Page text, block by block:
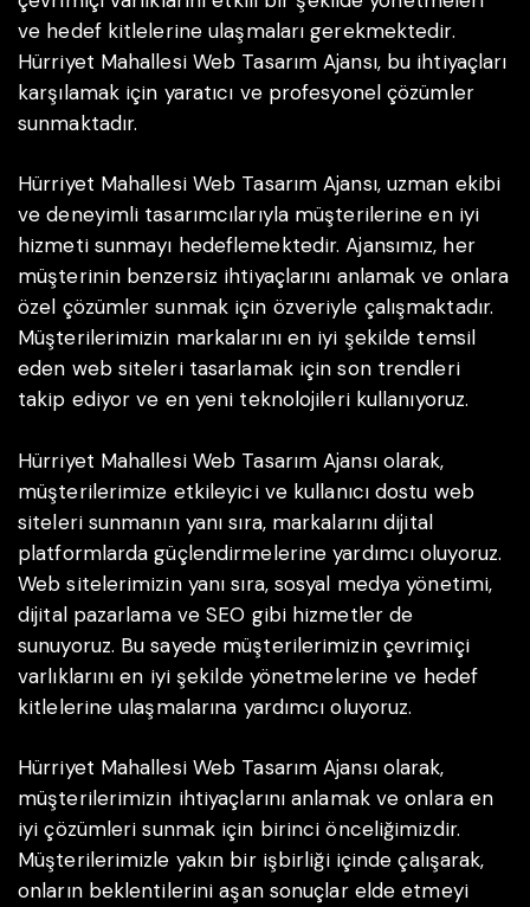
ve hedef kitlelerine ulaşmaları gerekmektedir.
Hürriyet Mahallesi Web Tasarım Ajansı, bu ihtiyaçları
karşılamak için yaratıcı ve profesyonel çözümler
sunmaktadır.
Hürriyet Mahallesi Web Tasarım Ajansı, uzman ekibi
ve deneyimli tasarımcılarıyla müşterilerine en iyi
hizmeti sunmayı hedeflemektedir. Ajansımız, her
müşterinin benzersiz ihtiyaçlarını anlamak ve onlara
özel çözümler sunmak için özveriyle çalışmaktadır.
Müşterilerimizin markalarını en iyi şekilde temsil
eden web siteleri tasarlamak için son trendleri
takip ediyor ve en yeni teknolojileri kullanıyoruz.
Hürriyet Mahallesi Web Tasarım Ajansı olarak,
müşterilerimize etkileyici ve kullanıcı dostu web
siteleri sunmanın yanı sıra, markalarını dijital
platformlarda güçlendirmelerine yardımcı oluyoruz.
Web sitelerimizin yanı sıra, sosyal medya yönetimi,
dijital pazarlama ve SEO gibi hizmetler de
sunuyoruz. Bu sayede müşterilerimizin çevrimiçi
varlıklarını en iyi şekilde yönetmelerine ve hedef
kitlelerine ulaşmalarına yardımcı oluyoruz.
Hürriyet Mahallesi Web Tasarım Ajansı olarak,
müşterilerimizin ihtiyaçlarını anlamak ve onlara en
iyi çözümleri sunmak için birinci önceliğimizdir.
Müşterilerimizle yakın bir işbirliği içinde çalışarak,
onların beklentilerini aşan sonuçlar elde etmeyi